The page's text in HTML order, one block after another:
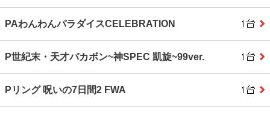
PAわんわんパラダイスCELEBRATION
P世紀末・天才バカボン~神SPEC 凱旋~99ver.
Pリング 呪いの7日間2 FWA